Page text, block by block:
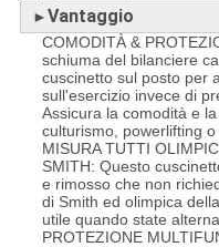
►Vantaggio
COMODITÀ &
schiuma del bilanciere
cuscinetto sul posto per
sull'esercizio invece di
Assicura la comodità e
culturismo, powerlifting
MISURA TUTTI
SMITH: Questo
e rimosso che non
di Smith ed olimpica
utile quando state
PROTEZIONE